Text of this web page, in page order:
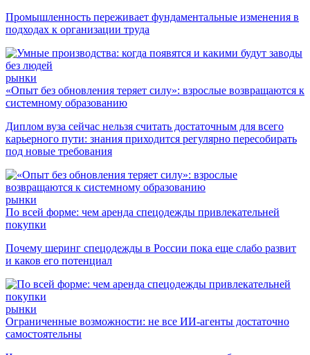
Промышленность переживает фундаментальные изменения в
подходах к организации труда
рынки
«Опыт без обновления теряет силу»: взрослые возвращаются к
системному образованию
Диплом вуза сейчас нельзя считать достаточным для всего
карьерного пути: знания приходится регулярно пересобирать
под новые требования
рынки
По всей форме: чем аренда спецодежды привлекательней
покупки
Почему шеринг спецодежды в России пока еще слабо развит
и каков его потенциал
рынки
Ограниченные возможности: не все ИИ-агенты достаточно
самостоятельны